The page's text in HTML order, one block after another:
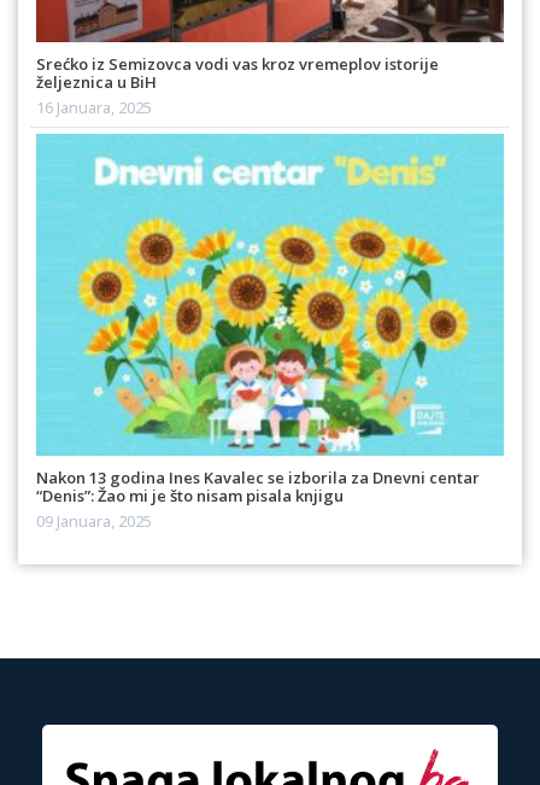
Srećko iz Semizovca vodi vas kroz vremeplov istorije
željeznica u BiH
16 Januara, 2025
Nakon 13 godina Ines Kavalec se izborila za Dnevni centar
“Denis”: Žao mi je što nisam pisala knjigu
09 Januara, 2025